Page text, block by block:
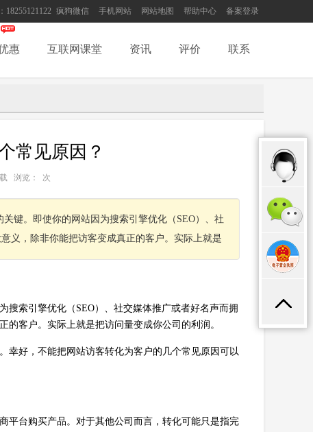
18255121122 疯狗微信 手机网站 网站地图 帮助中心 备案登录
惠 互联网课堂 资讯 评价 联系
常见原因？
浏览： 次
键。即使你的网站因为搜索引擎优化（SEO）、社
义，除非你能把访客变成真正的客户。实际上就是
搜索引擎优化（SEO）、社交媒体推广或者好名声而拥
客户。实际上就是把访问量变成你公司的利润。
幸好，不能把网站访客转化为客户的几个常见原因可以
平台购买产品。对于其他公司而言，转化可能只是指完